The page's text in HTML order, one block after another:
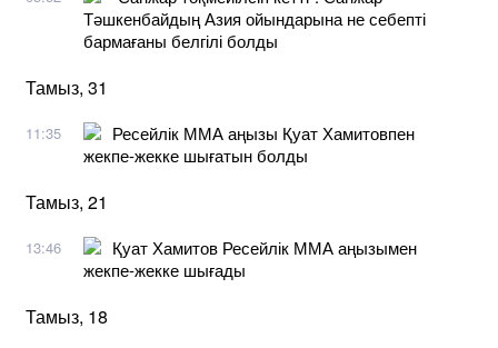
Тәшкенбайдың Азия ойындарына не себепті
бармағаны белгілі болды
Тамыз, 31
11:35
Ресейлік ММА аңызы Қуат Хамитовпен
жекпе-жекке шығатын болды
Тамыз, 21
13:46
Қуат Хамитов Ресейлік ММА аңызымен
жекпе-жекке шығады
Тамыз, 18